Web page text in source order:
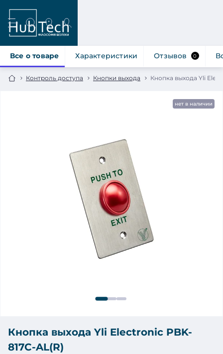
Контроль доступа Кнопки выхода Кнопка выхода Yli
Все о товаре Характеристики Отзывов 0
нет в наличии
Кнопка выхода Yli Electronic PBK-
817C-AL(R)